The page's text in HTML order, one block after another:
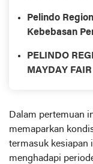
terkhusus
Pelindo
Kebebasan
PELINDO
MAYDAY
Dalam pertemuan
memaparkan
termasuk kesiapan
menghadapi